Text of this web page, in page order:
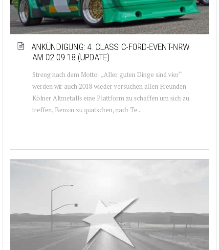
ANKÜNDIGUNG: 4. CLASSIC-FORD-EVENT-NRW
AM 02.09.18 (UPDATE)
Streng nach dem Motto: „Aller guten Dinge sind vier“
werden wir auch 2018 wieder versuchen allen Freunden
Kölner Altmetalls eine Plattform zu schaffen um sich zu
treffen, Benzin zu quatschen, nach Te...